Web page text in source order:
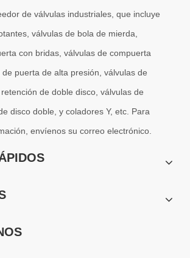
de válvulas industriales, que incluye
válvulas de bola de mierda,
con bridas, válvulas de compuerta
puerta de alta presión, válvulas de
de doble disco, válvulas de
disco doble, y coladores Y, etc. Para
envíenos su correo electrónico.